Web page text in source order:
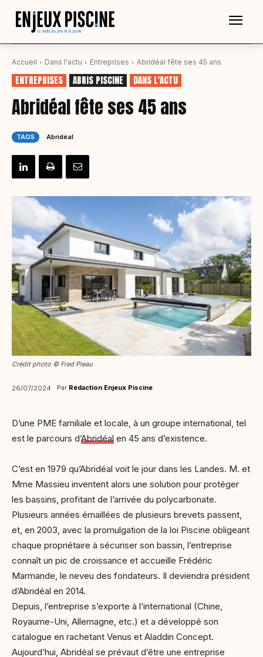
Accueil Dans l'actu Entreprises Abridéal fête ses 45 ans
ENTREPRISES ABRIS PISCINE DANS L'ACTU
Abridéal fête ses 45 ans
TAGS Abridéal
Crédit photo © Fred Pieau
26/07/2024 Par Rédaction Enjeux Piscine
D’une PME familiale et locale, à un groupe international, tel
est le parcours d’Abridéal en 45 ans d’existence.
C’est en 1979 qu’Abridéal voit le jour dans les Landes. M. et
Mme Massieu inventent alors une solution pour protéger
les bassins, profitant de l’arrivée du polycarbonate.
Plusieurs années émaillées de plusieurs brevets passent,
et, en 2003, avec la promulgation de la loi Piscine obligeant
chaque propriétaire à sécuriser son bassin, l’entreprise
connaît un pic de croissance et accueille Frédéric
Marmande, le neveu des fondateurs. Il deviendra président
d’Abridéal en 2014.
Depuis, l’entreprise s’exporte à l’international (Chine,
Royaume-Uni, Allemagne, etc.) et a développé son
catalogue en rachetant Venus et Aladdin Concept.
Aujourd’hui, Abridéal se prévaut d’être une entreprise